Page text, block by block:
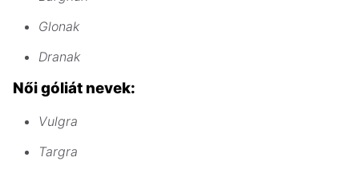
Glonak
Dranak
Női góliát nevek:
Vulgra
Targra